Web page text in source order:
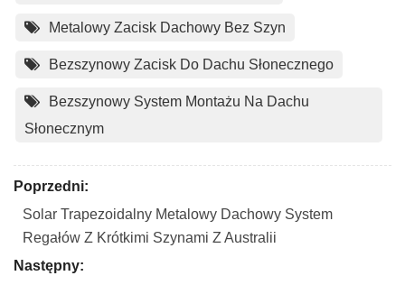
Metalowy Zacisk Dachowy Bez Szyn
Bezszynowy Zacisk Do Dachu Słonecznego
Bezszynowy System Montażu Na Dachu
Słonecznym
Poprzedni:
Solar Trapezoidalny Metalowy Dachowy System
Regałów Z Krótkimi Szynami Z Australii
Następny: